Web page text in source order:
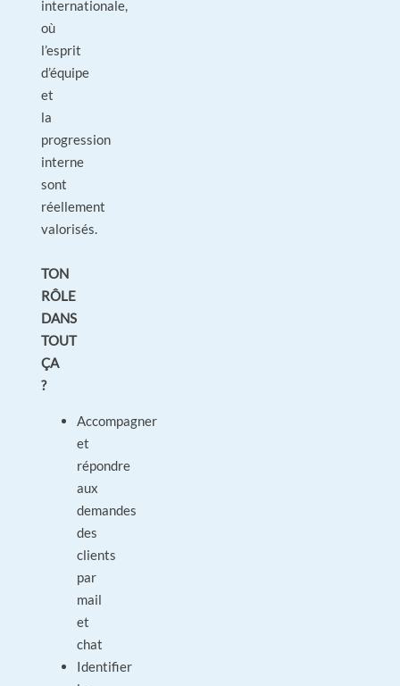
internationale,
où
l’esprit
d’équipe
et
la
progression
interne
sont
réellement
valorisés.
TON
RÔLE
DANS
TOUT
ÇA
?
Accompagner
et
répondre
aux
demandes
des
clients
par
mail
et
chat
Identifier